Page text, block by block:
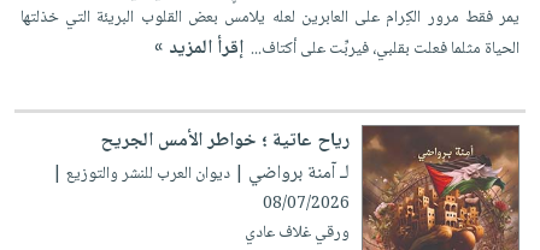
يمر فقط مرور الكِرام على العابرين لعله يلامس بعض القلوب البريئة التي خذلتها
الحياة مثلما فعلت بقلبي، فيربِّت على أكتاف... إقرأ المزيد »
رياح عاتية ؛ خواطر الأمس الجريح
لـ آمنة برواضي | ديوان العرب للنشر والتوزيع |
08/07/2026
ورقي غلاف عادي